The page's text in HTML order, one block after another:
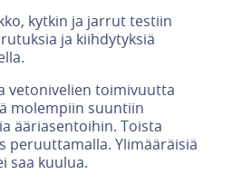
kytkin ja jarrut testiin
ja kiihdytyksiä
vetonivelien toimivuutta
molempiin suuntiin
ääriasentoihin. Toista
peruuttamalla. Ylimääräisiä
saa kuulua.